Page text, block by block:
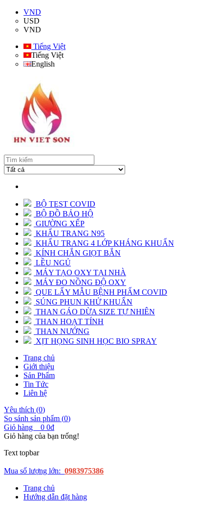
VND
USD
VND
Tiếng Việt
Tiếng Việt
English
BỘ TEST COVID
BỘ ĐỒ BẢO HỘ
GIƯỜNG XẾP
KHẨU TRANG N95
KHẨU TRANG 4 LỚP KHÁNG KHUẨN
KÍNH CHẮN GIỌT BẮN
LỀU NGỦ
MÁY TẠO OXY TẠI NHÀ
MÁY ĐO NỒNG ĐỘ OXY
QUE LẤY MẪU BỆNH PHẨM COVID
SÚNG PHUN KHỬ KHUẨN
THAN GÁO DỪA SIZE TỰ NHIÊN
THAN HOẠT TÍNH
THAN NƯỚNG
XỊT HỌNG SINH HỌC BIO SPRAY
Trang chủ
Giới thiệu
Sản Phẩm
Tin Tức
Liên hệ
Yêu thích (0)
So sánh sản phẩm (0)
Giỏ hàng
0 0đ
Giỏ hàng của bạn trống!
Text topbar
Mua số lượng lớn: 0983975386
Trang chủ
Hướng dẫn đặt hàng